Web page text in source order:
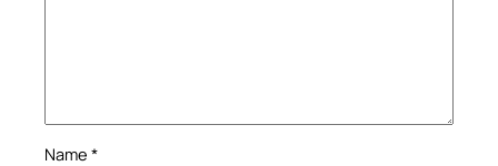
Name *